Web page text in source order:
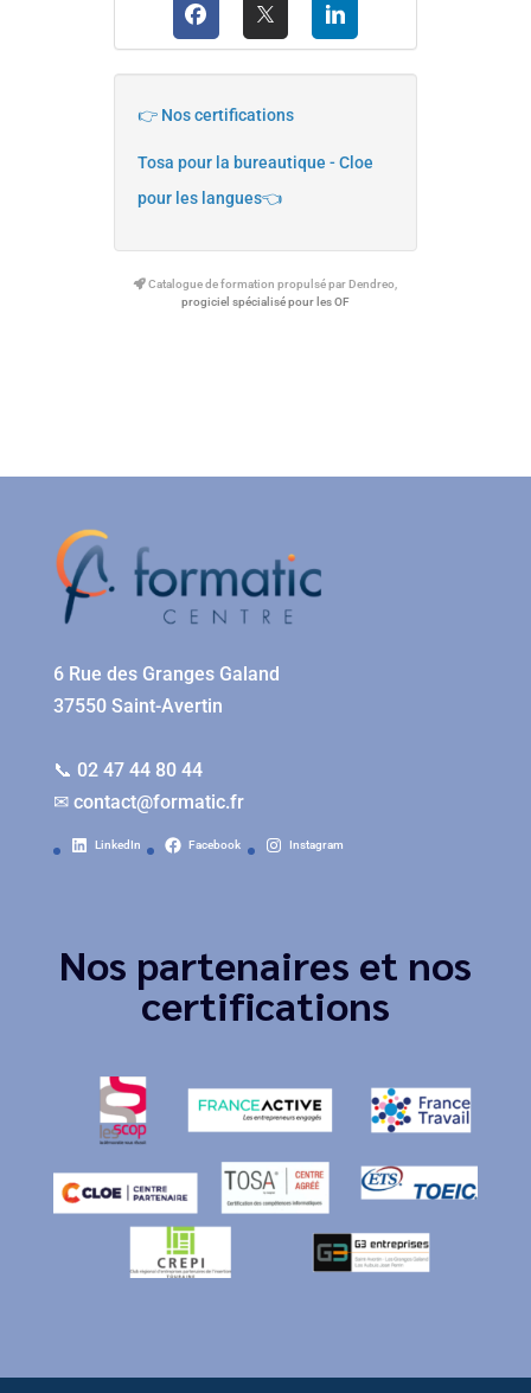
👉 Nos certifications
Tosa pour la bureautique - Cloe
pour les langues👈
Catalogue de formation propulsé par Dendreo,
progiciel spécialisé pour les OF
6 Rue des Granges Galand
37550 Saint-Avertin
📞 02 47 44 80 44
✉ contact@formatic.fr
LinkedIn Facebook Instagram
Nos partenaires et nos
certifications